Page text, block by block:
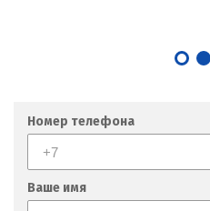
Номер телефона
Ваше имя